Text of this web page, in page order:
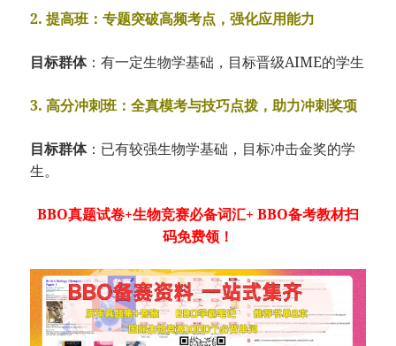
2. 提高班：专题突破高频考点，强化应用能力
目标群体：有一定生物学基础，目标晋级AIME的学生
3. 高分冲刺班：全真模考与技巧点拨，助力冲刺奖项
目标群体：已有较强生物学基础，目标冲击金奖的学
生。
BBO真题试卷+生物竞赛必备词汇+ BBO备考教材扫
码免费领！